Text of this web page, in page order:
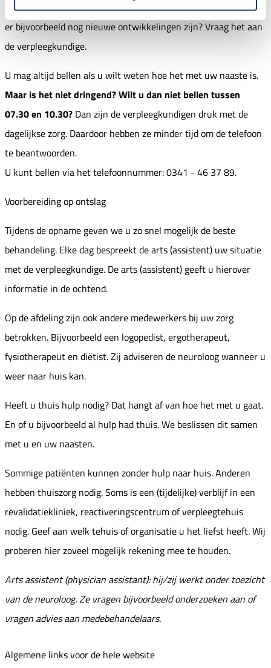
Wilt u in de tussentijd weten hoe het met de patiënt is? En of
er bijvoorbeeld nog nieuwe ontwikkelingen zijn? Vraag het aan
de verpleegkundige.
U mag altijd bellen als u wilt weten hoe het met uw naaste is.
Maar is het niet dringend? Wilt u dan niet bellen tussen
07.30 en 10.30? Dan zijn de verpleegkundigen druk met de
dagelijkse zorg. Daardoor hebben ze minder tijd om de telefoon
te beantwoorden.
U kunt bellen via het telefoonnummer: 0341 - 46 37 89.
Voorbereiding op ontslag
Tijdens de opname geven we u zo snel mogelijk de beste
behandeling. Elke dag bespreekt de arts (assistent) uw situatie
met de verpleegkundige. De arts (assistent) geeft u hierover
informatie in de ochtend.
Op de afdeling zijn ook andere medewerkers bij uw zorg
betrokken. Bijvoorbeeld een logopedist, ergotherapeut,
fysiotherapeut en diëtist. Zij adviseren de neuroloog wanneer u
weer naar huis kan.
Heeft u thuis hulp nodig? Dat hangt af van hoe het met u gaat.
En of u bijvoorbeeld al hulp had thuis. We beslissen dit samen
met u en uw naasten.
Sommige patiënten kunnen zonder hulp naar huis. Anderen
hebben thuiszorg nodig. Soms is een (tijdelijke) verblijf in een
revalidatiekliniek, reactiveringscentrum of verpleegtehuis
nodig. Geef aan welk tehuis of organisatie u het liefst heeft. Wij
proberen hier zoveel mogelijk rekening mee te houden.
Arts assistent (physician assistant): hij/zij werkt onder toezicht
van de neuroloog. Ze vragen bijvoorbeeld onderzoeken aan of
vragen advies aan medebehandelaars.
Algemene links voor de hele website